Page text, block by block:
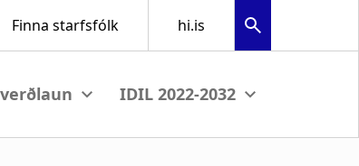
View submenu View submenu